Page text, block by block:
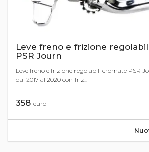
Leve freno e frizione
PSR Journ
Leve freno e frizione regolabili cromate PSR
dal 2017 al 2020 con friz...
358 euro